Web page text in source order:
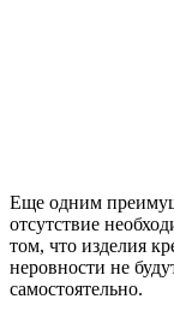
Еще одним
отсутствие
том, что изделия
неровности не
самостоятельно.